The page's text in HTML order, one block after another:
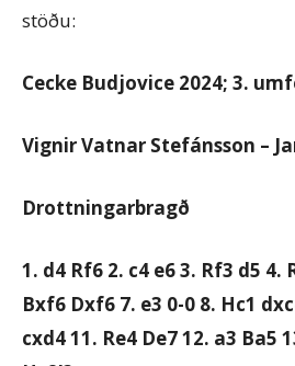
stöðu:
Cecke Budjovice 2024; 3.
Vignir Vatnar Stefánsson –
Drottningarbragð
1. d4 Rf6 2. c4 e6 3. Rf3 d5 4.
Bxf6 Dxf6 7. e3 0-0 8. Hc1
cxd4 11. Re4 De7 12. a3 Ba5